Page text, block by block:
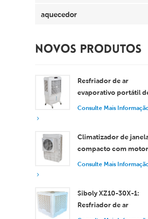
aquecedor
NOVOS PRODUTOS
Resfriador de ar
evaporativo portátil
8000 m³/h com
Consulte Mais
Climatizador de
compacto com motor
axial, resfriamento
médios.
Consulte Mais
Siboly XZ10-30X-1:
Resfriador de ar
evaporativo industrial